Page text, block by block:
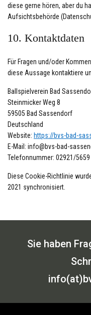
diese gerne hören, aber du
Aufsichtsbehörde
10. Kontaktdaten
Für Fragen und/oder
diese Aussage kontaktiere
Ballspielverein Bad
Steinmicker Weg 8
59505 Bad Sassendorf
Deutschland
Website: https://bvs-bad-
E-Mail: info@bvs-bad-
Telefonnummer: 02921/5659
Diese Cookie-Richtlinie
2021 synchronisiert.
Sie haben